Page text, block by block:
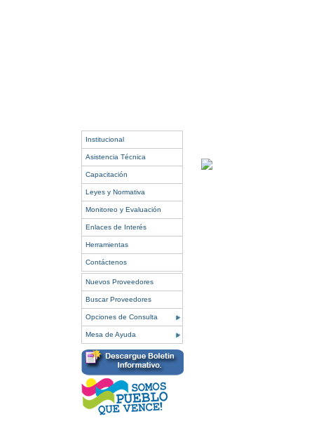
Institucional
Asistencia Técnica
Capacitación
Leyes y Normativa
Monitoreo y Evaluación
Enlaces de Interés
Herramientas
Contáctenos
Nuevos Proveedores
Buscar Proveedores
Opciones de Consulta
Mesa de Ayuda